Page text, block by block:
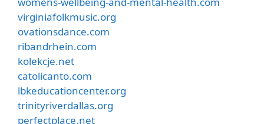
virginiafolkmusic.org
ovationsdance.com
ribandrhein.com
kolekcje.net
catolicanto.com
lbkeducationcenter.org
trinityriverdallas.org
perfectplace.net